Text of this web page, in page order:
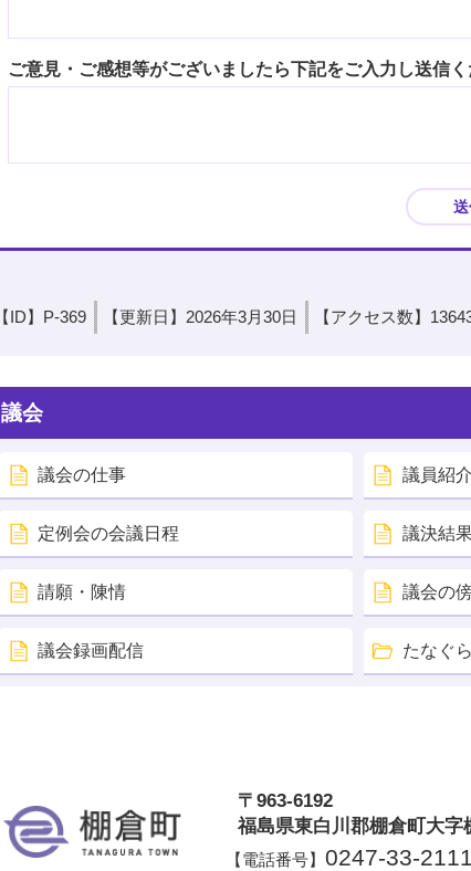
ご意見・ご感想等がございましたら下記をご入力し送信く
【ID】 P-369 【更新日】 2026年3月30日 【アクセス数】
議会
議会の仕事 議員紹介
定例会の会議日程 議決結
請願・陳情 議会の
議会録画配信 たなぐ
棚倉町
〒963-6192
福島県東白川郡棚倉町大字
【電話番号】 0247-33-2111